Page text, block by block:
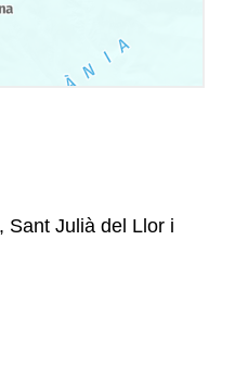
Sant Julià del Llor i